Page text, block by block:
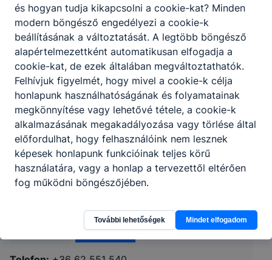
Szegedi SZC Móravárosi Technikum és
Szakképző Iskola
6725 Szeged, Kálvária sugárút 84-86.
KRÉTA
és hogyan tudja kikapcsolni a cookie-kat? Minden
modern böngésző engedélyezi a cookie-k
beállításának a változtatását. A legtöbb böngésző
alapértelmezettként automatikusan elfogadja a
cookie-kat, de ezek általában megváltoztathatók.
Felhívjuk figyelmét, hogy mivel a cookie-k célja
honlapunk használhatóságának és folyamatainak
megkönnyítése vagy lehetővé tétele, a cookie-k
alkalmazásának megakadályozása vagy törlése által
előfordulhat, hogy felhasználóink nem lesznek
képesek honlapunk funkcióinak teljes körű
használatára, vagy a honlap a tervezettől eltérően
fog működni böngészőjében.
További lehetőségek Mindet elfogadom